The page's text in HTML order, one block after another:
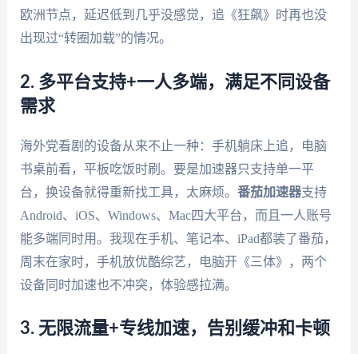
欧洲节点，延迟低到几乎没感觉，追《狂飙》时再也没
出现过“转圈加载”的情况。
2. 多平台支持+一人多端，满足不同设备
需求
海外党看剧的设备从来不止一种：手机躺床上追，电脑
书桌前看，平板吃饭时刷。要是加速器只支持单一平
台，换设备就得重新找工具，太麻烦。 番茄加速器支持
Android、iOS、Windows、Mac四大平台，而且一人账号
能多端同时用。我现在手机、笔记本、iPad都装了番茄，
周末在家时，手机放优酷综艺，电脑开《三体》，两个
设备同时加速也不冲突，体验感拉满。
3. 无限流量+专线加速，告别缓冲和卡顿